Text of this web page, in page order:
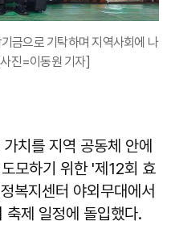
금으로 기탁하며 지역사회에 나
진=이동원 기자]
치를 지역 공동체 안에
모하기 위한 '제12회 효
복지센터 야외무대에서
축제 일정에 돌입했다.